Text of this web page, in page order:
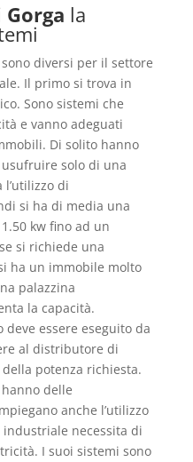
la
diversi per il settore
Il primo si trova in
Sono sistemi che
e vanno adeguati
Di solito hanno
solo di una
di
si ha di media una
kw fino ad un
si richiede una
ha un immobile molto
palazzina
la capacità.
essere eseguito da
al distributore di
potenza richiesta.
delle
anche l’utilizzo
industriale necessita di
I suoi sistemi sono